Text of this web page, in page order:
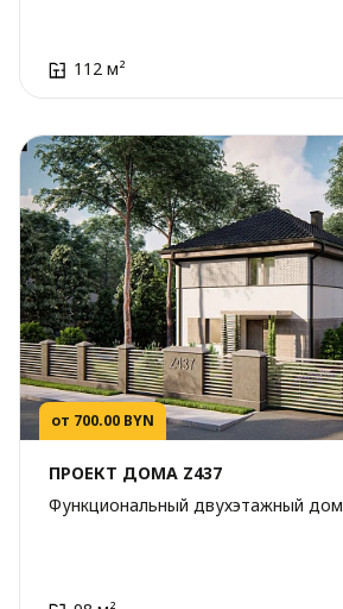
112 м²
от 700.00 BYN
ПРОЕКТ ДОМА Z437
Функциональный двухэтажный дом